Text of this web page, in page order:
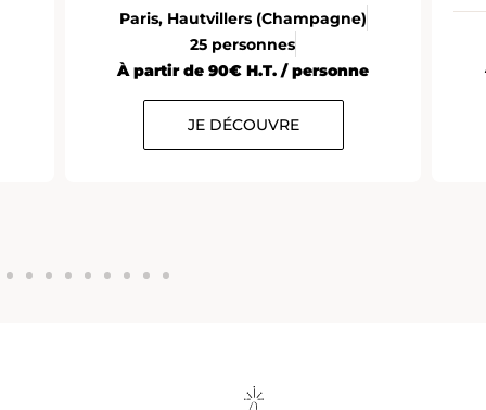
Paris, Hautvillers (Champagne)
25 personnes
À partir de 90€ H.T. / personne
JE DÉCOUVRE